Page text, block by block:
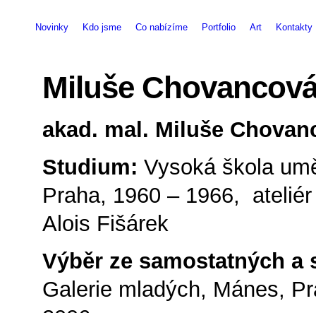
Novinky Kdo jsme Co nabízíme Portfolio Art Kontakty
Miluše
akad. mal. Miluše
Studium: Vysoká škola
Praha, 1960 – 1966,
Alois Fišárek
Výběr ze samostatných
Galerie mladých, Mánes,